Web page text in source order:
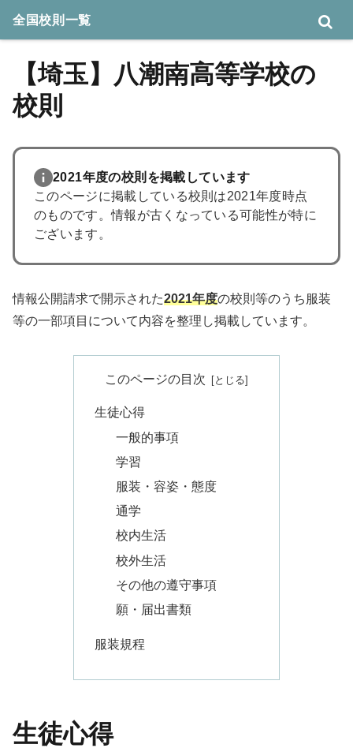
【埼玉】八潮南高等学校の
校則
2021年度の校則を掲載しています
このページに掲載している校則は2021年度時点
のものです。情報が古くなっている可能性が特に
ございます。
情報公開請求で開示された2021年度の校則等のうち服装
等の一部項目について内容を整理し掲載しています。
このページの目次
生徒心得
一般的事項
学習
服装・容姿・態度
通学
校内生活
校外生活
その他の遵守事項
願・届出書類
服装規程
生徒心得
全国校則一覧